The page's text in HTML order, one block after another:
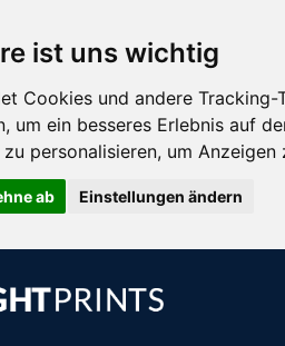
ist uns wichtig
Cookies und andere
, um ein besseres Erlebnis auf
personalisieren, um Anzeigen
ab Einstellungen ändern